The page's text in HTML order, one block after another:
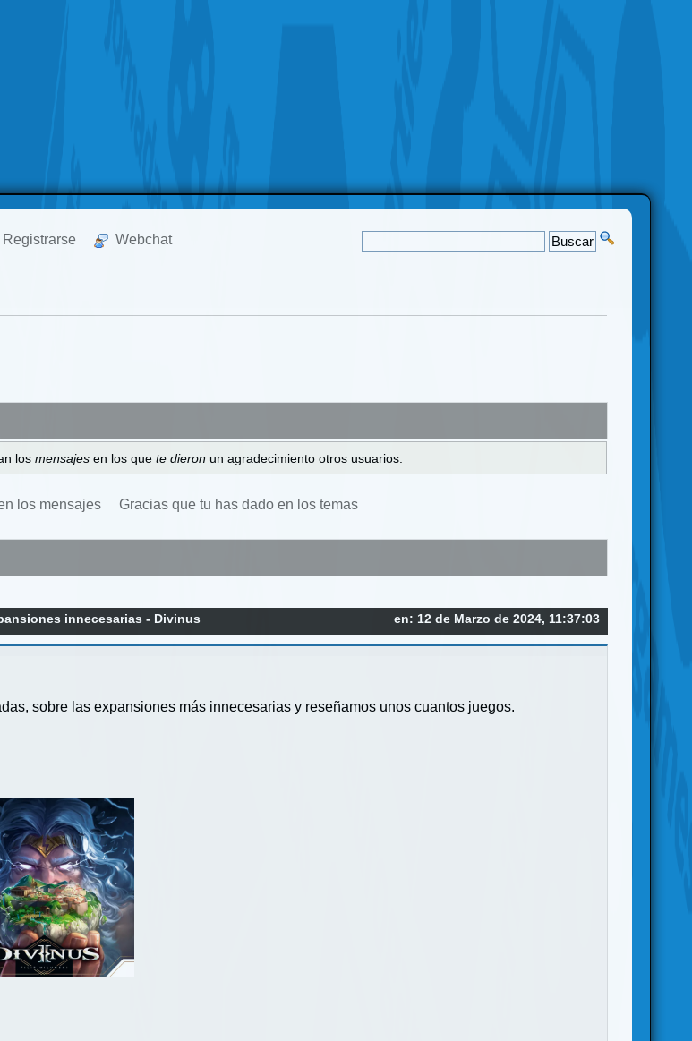
Registrarse Webchat
los mensajes en los que te dieron un agradecimiento otros usuarios.
los mensajes Gracias que tu has dado en los temas
en: 12 de Marzo de 2024, 11:37:03
innecesarias - Divinus
sobre las expansiones más innecesarias y reseñamos unos cuantos juegos.